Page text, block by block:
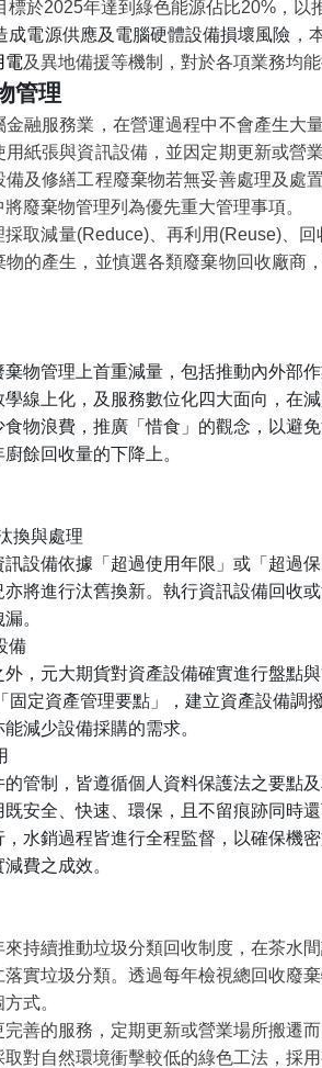
標於2025年達到綠色能源佔比20% ，以
成電源供應及電腦硬體設備損壞風險 ，
電及異地備援等機制，對於各項業務均
管理
金融服務業，在營運過程中不會產生大
用紙張與資訊設備，並因定期更新或營
備及修繕工程廢棄物若無妥善處理及處
廢棄物管理列為優先重大管理事項。
採取減量(Reduce)、再利用 (Reuse)、回
物的產生，並慎選各類廢棄物回收廠商
棄物管理上首重減量，包括推動內外部
線上化，及服務數位化四大面向，在
食物浪費，推廣「惜食」的觀念，以避
餘回收量的下降上。
換與處理
訊設備依據「超過使用年限」或「超過
亦將進行汰舊換新。執行資訊設備回收
。
備
外，元大期貨對資產設備確實進行盤點
固定資產管理要點」，建立資產設備調
減少設備採購的需求。
的管制，皆遵循個人資料保護法之要點
既安全、快速、環保，且不留痕跡同時
水銷過程皆進行全程監督，以確保機
費之成效。
來持續推動垃圾分類回收制度，在茶水
落實垃圾分類。透過每年檢視總回收廢
式。
完善的服務，定期更新或營業場所搬遷
取對自然環境衝擊較低的綠色工法，採